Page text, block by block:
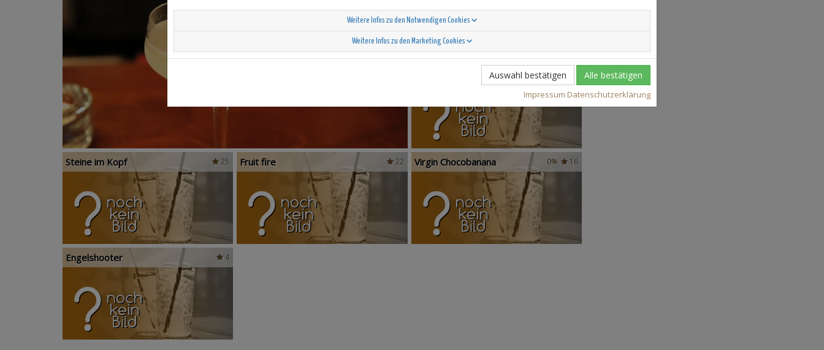
37
Scandinavian Sunshine
25
Steine im Kopf 22
Fruit fire 16
0%
Virgin Chocobanana
4
Engelshooter
Weitere Infos zu den Notwendigen Cookies
Weitere Infos zu den Marketing Cookies
Auswahl bestätigen Alle bestätigen
Impressum Datenschutzerklärung